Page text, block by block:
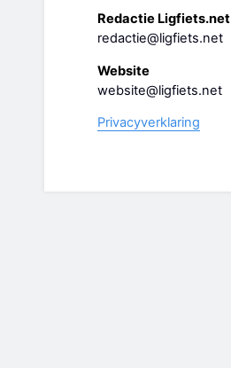
Redactie Ligfiets.net
redactie@ligfiets.net
Website
website@ligfiets.net
Privacyverklaring